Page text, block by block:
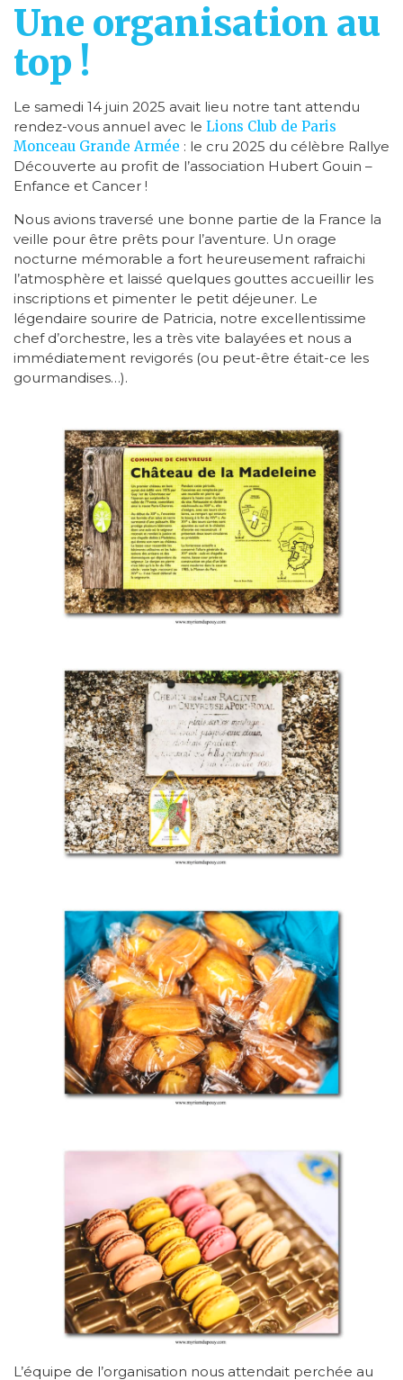
Une organisation au
top !
Le samedi 14 juin 2025 avait lieu notre tant attendu
rendez-vous annuel avec le Lions Club de Paris
Monceau Grande Armée : le cru 2025 du célèbre Rallye
Découverte au profit de l’association Hubert Gouin –
Enfance et Cancer !
Nous avions traversé une bonne partie de la France la
veille pour être prêts pour l’aventure. Un orage
nocturne mémorable a fort heureusement rafraichi
l’atmosphère et laissé quelques gouttes accueillir les
inscriptions et pimenter le petit déjeuner. Le
légendaire sourire de Patricia, notre excellentissime
chef d’orchestre, les a très vite balayées et nous a
immédiatement revigorés (ou peut-être était-ce les
gourmandises…).
L’équipe de l’organisation nous attendait perchée au